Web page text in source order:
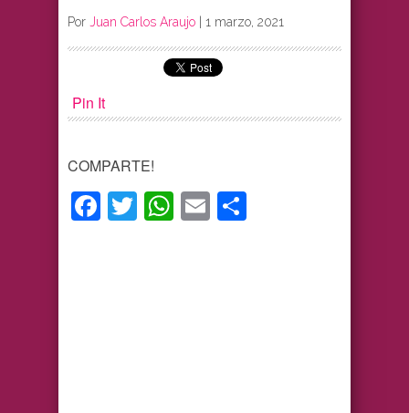
Por Juan Carlos Araujo | 1 marzo, 2021
Pin It
COMPARTE!
Facebook
TwitterWhatsApp
Email